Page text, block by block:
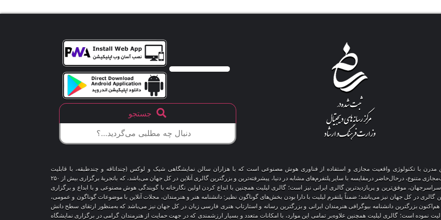
جستجو
مدرن با تکنولوژی واقعیت مجازی و استفاده از فناوری هوش مصنوعی است که با هزاران سالن نمایشگاهی شیک و لوکس (چنداتاقه و چندطبقه، با قابلیت
شخصی‌سازی و تغییر محیط، دکوراسیون و اشیاء) و با هزاران طرح قاب‌مجازی متنوع، درحال‌حاضر درمقایسه با سایر پلتفرم‌های مشابه در دنیا، پیشرفته‌ترین و بزرگترین گالری آنلاین در کل جهان می‌باشد، که باتجربهٔ برگزاری بیش از ۲۵۰
موفق‌ترین و پربازدیدترین گالری ایرانی نیز است؛ گالری لیلیت همچنین با ابداع کردن اولین نگارخانه با گویندگی هوش مصنوعی و با ابداع و برگزاری
گالری در کل جهان نیز می‌باشد؛ ضمناً پلتفرم لیلیت با دارا بودن بخش‌های گوناگون نظیر: دانشنامه هنر و هنرمندان، مجلات آنلاین با موضوعات گوناگون و عمومی،
هم‌اکنون بزرگترین دانشنامه بیوگرافی هنرمندان ایرانی و بزرگترین رسانه و استارتاپ هنری فارسی زبان در کل جهان نیز می‌باشد که به‌منظور ارتقای سطح دانش
نموده است؛ گالری لیلیت همچنین علاوه‌بر تمامی این موارد، با امکانات متعدد و بسیار ارزشمندی که در جهت حمایت از هنرمندان گرامی در برگزاری نمایشگاه